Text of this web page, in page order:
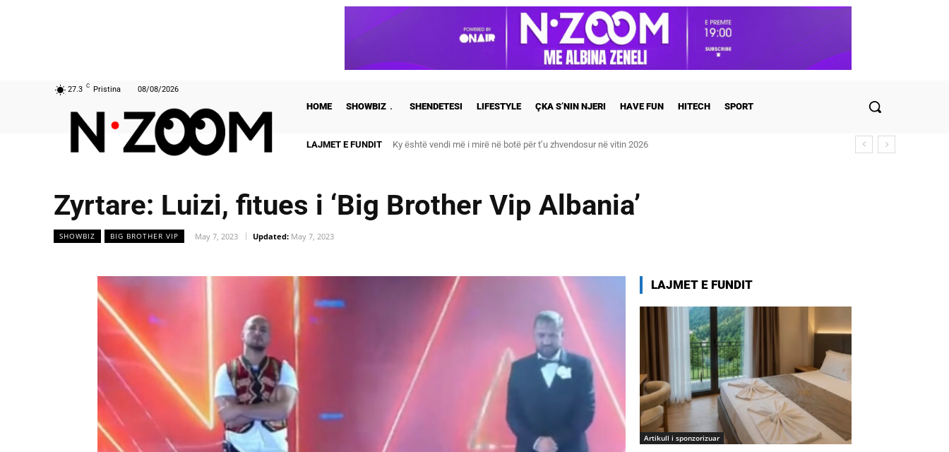
27.3 C Pristina 08/08/2026
HOME SHOWBIZ SHENDETESI LIFESTYLE ÇKA S’NIN NJERI HAVE FUN HITECH SPORT
LAJMET E FUNDIT Ky është vendi më i mirë në botë për t’u zhvendosur në vitin 2026
Zyrtare: Luizi, fitues i ‘Big Brother Vip Albania’
SHOWBIZ BIG BROTHER VIP May 7, 2023 Updated: May 7, 2023
LAJMET E FUNDIT
Artikull i sponzorizuar